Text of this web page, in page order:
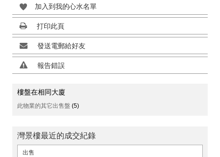
加入到我的心水名單
打印此頁
發送電郵給好友
報告錯誤
樓盤在相同大廈
此物業的其它出售盤 (5)
灣景樓最近的成交紀錄
出售